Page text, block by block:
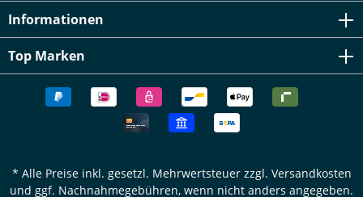
Informationen
Top Marken
* Alle Preise inkl. gesetzl. Mehrwertsteuer zzgl. Versandkosten
und ggf. Nachnahmegebühren, wenn nicht anders angegeben.